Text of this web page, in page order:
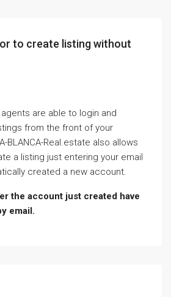
to create listing without
are able to login and
from the front of your
BLANCA-Real.estate also allows
a listing just entering your email
created a new account.
the account just created have
email.